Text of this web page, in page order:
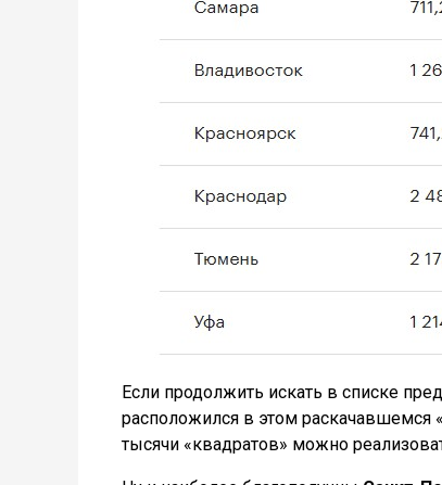
Если продолжить искать в списке
расположился в этом
тысячи «квадратов» можно